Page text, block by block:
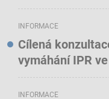
INFORMACE
Cílená
vymáhání IPR
INFORMACE